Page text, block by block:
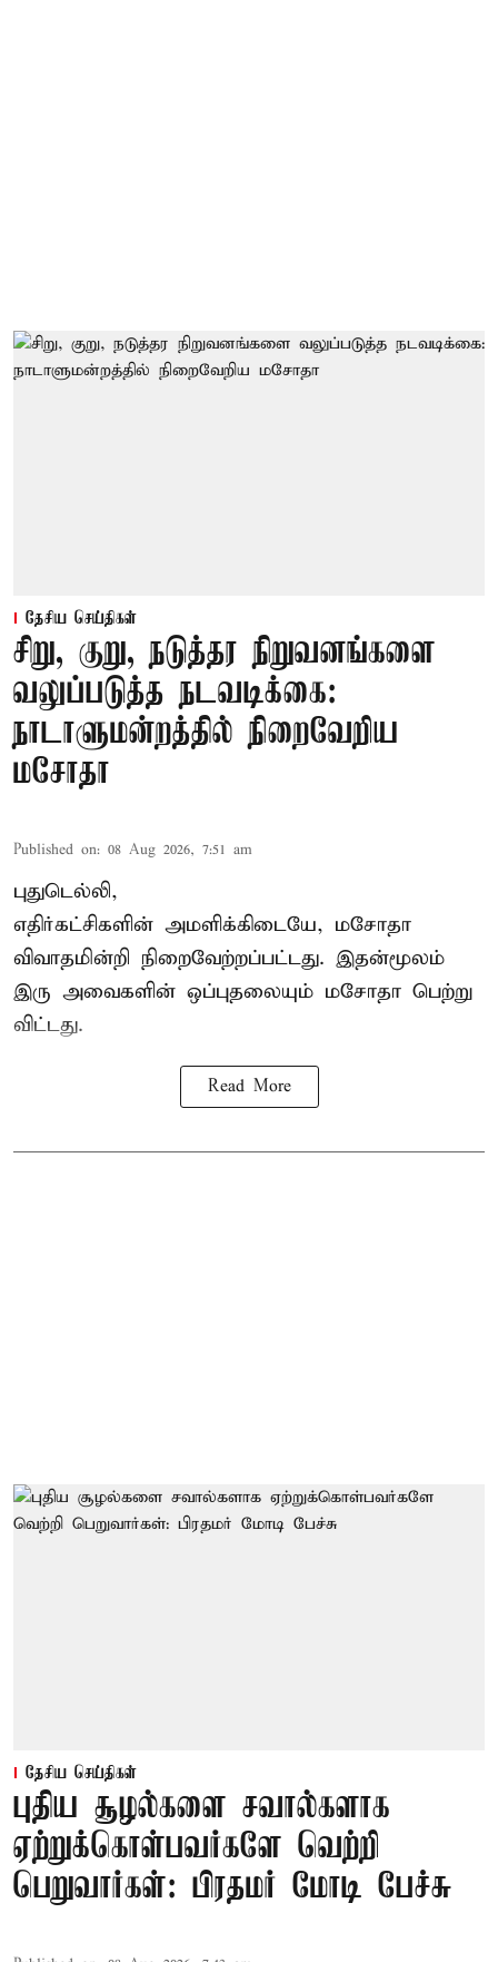
தேசிய செய்திகள்
சிறு, குறு, நடுத்தர நிறுவனங்களை
வலுப்படுத்த நடவடிக்கை:
நாடாளுமன்றத்தில் நிறைவேறிய
மசோதா
Published on: 08 Aug 2026, 7:51 am
புதுடெல்லி,
எதிர்கட்சிகளின் அமளிக்கிடையே, மசோதா
விவாதமின்றி நிறைவேற்றப்பட்டது. இதன்மூலம்
இரு அவைகளின் ஒப்புதலையும் மசோதா பெற்று
விட்டது.
Read More
தேசிய செய்திகள்
புதிய சூழல்களை சவால்களாக
ஏற்றுக்கொள்பவர்களே வெற்றி
பெறுவார்கள்: பிரதமர் மோடி பேச்சு